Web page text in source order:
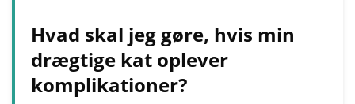
Hvad skal jeg gøre, hvis min
drægtige kat oplever
komplikationer?